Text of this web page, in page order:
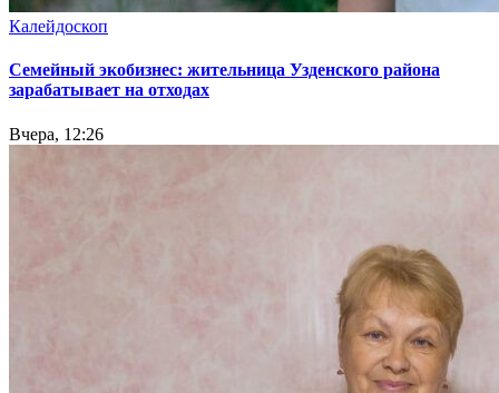
Калейдоскоп
Семейный экобизнес: жительница Узденского района
зарабатывает на отходах
Вчера, 12:26